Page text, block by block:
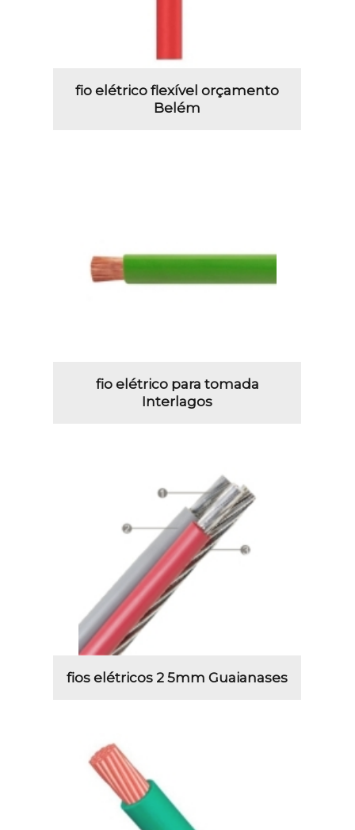
fio elétrico flexível orçamento
Belém
fio elétrico para tomada
Interlagos
fios elétricos 2 5mm Guaianases